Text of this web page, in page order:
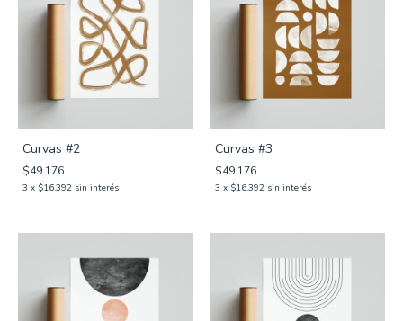
Curvas #2
$49.176
3 x $16.392 sin interés
Curvas #3
$49.176
3 x $16.392 sin interés